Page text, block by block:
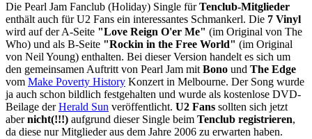
Die Pearl Jam Fanclub (Holiday) Single fürTenclub-Mitglieder
enthält auch für U2 Fans ein interessantes Schmankerl. Die 7 Vinyl
wird auf der A-Seite "Love Reign O'er Me" (im Original von The
Who) und als B-Seite "Rockin in the Free World" (im Original
von Neil Young) enthalten. Bei dieser Version handelt es sich um
den gemeinsamen Auftritt von Pearl Jam mit Bono und The Edge
vom Make Poverty History Konzert in Melbourne. Der Song wurde
ja auch schon bildlich festgehalten und wurde als kostenlose DVD-
Beilage derHerald Sun veröffentlicht. U2 Fans sollten sich jetzt
abernicht(!!!) aufgrund dieser Single beim Tenclub registrieren,
da diese nur Mitglieder aus dem Jahre 2006 zu erwarten haben.